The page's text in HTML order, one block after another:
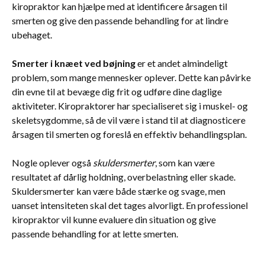
kiropraktor kan hjælpe med at identificere årsagen til
smerten og give den passende behandling for at lindre
ubehaget.
Smerter i knæet ved bøjninger et andet almindeligt
problem, som mange mennesker oplever. Dette kan påvirke
din evne til at bevæge dig frit og udføre dine daglige
aktiviteter. Kiropraktorer har specialiseret sig i muskel- og
skeletsygdomme, så de vil være i stand til at diagnosticere
årsagen til smerten og foreslå en effektiv behandlingsplan.
Nogle oplever også skuldersmerter, som kan være
resultatet af dårlig holdning, overbelastning eller skade.
Skuldersmerter kan være både stærke og svage, men
uanset intensiteten skal det tages alvorligt. En professionel
kiropraktor vil kunne evaluere din situation og give
passende behandling for at lette smerten.